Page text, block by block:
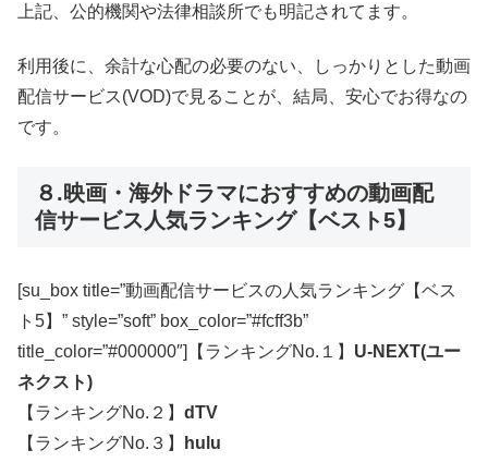
上記、公的機関や法律相談所でも明記されてます。
利用後に、余計な心配の必要のない、しっかりとした動画
配信サービス(VOD)で見ることが、結局、安心でお得なの
です。
８.映画・海外ドラマにおすすめの動画配
信サービス人気ランキング【ベスト5】
[su_box title=”動画配信サービスの人気ランキング【ベス
ト5】” style=”soft” box_color=”#fcff3b”
title_color=”#000000″]【ランキングNo.１】 U-NEXT(ユー
ネクスト)
【ランキングNo.２】 dTV
【ランキングNo.３】
hulu